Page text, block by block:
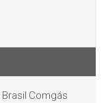
Brasil Comgás